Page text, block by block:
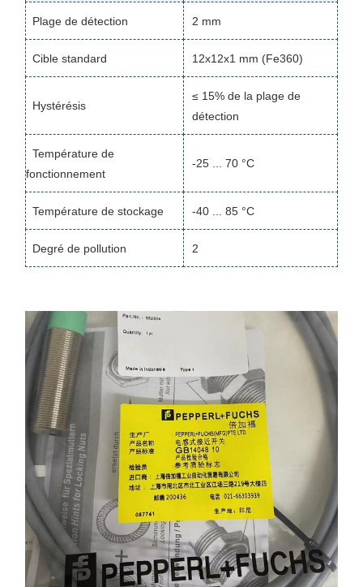
Plage de détection 2 mm
Cible standard 12x12x1 mm (Fe360)
Hystérésis
≤ 15% de la plage de
détection
Température de
fonctionnement
-25 ... 70 °C
Température de stockage -40 ... 85 °C
Degré de pollution 2